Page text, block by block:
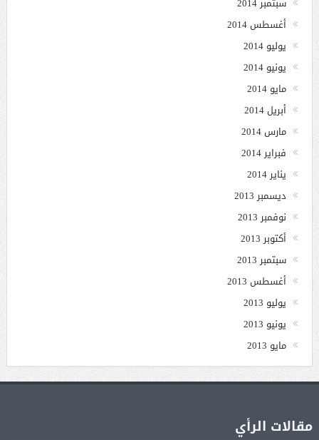
أغسطس 2014
يوليو 2014
يونيو 2014
مايو 2014
أبريل 2014
مارس 2014
فبراير 2014
يناير 2014
ديسمبر 2013
نوفمبر 2013
أكتوبر 2013
سبتمبر 2013
أغسطس 2013
يوليو 2013
يونيو 2013
مايو 2013
مقالات الرأي